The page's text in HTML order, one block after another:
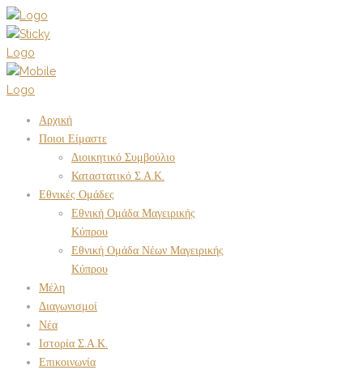
Αρχική
Ποιοι Είμαστε
Διοικητικό Συμβούλιο
Καταστατικό Σ.Α.Κ.
Εθνικές Ομάδες
Εθνική Ομάδα Μαγειρικής
Κύπρου
Εθνική Ομάδα Νέων Μαγειρικής
Κύπρου
Μέλη
Διαγωνισμοί
Νέα
Ιστορία Σ.Α.Κ.
Επικοινωνία